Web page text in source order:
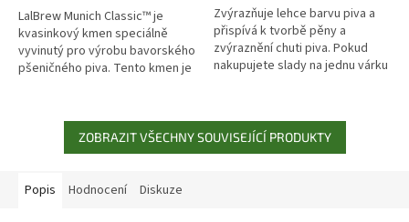
LalBrew Munich Classic™ je
kvasinkový kmen speciálně
vyvinutý pro výrobu bavorského
pšeničného piva. Tento kmen je
esterový...
Zvýrazňuje lehce barvu piva a
přispívá k tvorbě pěny a
zvýraznění chuti piva. Pokud
nakupujete slady na jednu várku
ZOBRAZIT VŠECHNY SOUVISEJÍCÍ PRODUKTY
Popis Hodnocení Diskuze